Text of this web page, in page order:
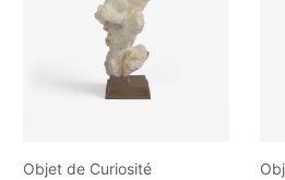
Objet de Curiosité